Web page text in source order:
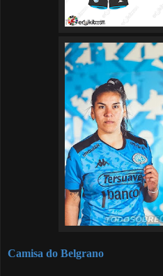
Camisa do Belgrano